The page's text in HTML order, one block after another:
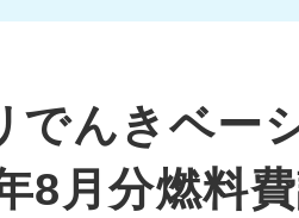
でんきベ
8月分燃料